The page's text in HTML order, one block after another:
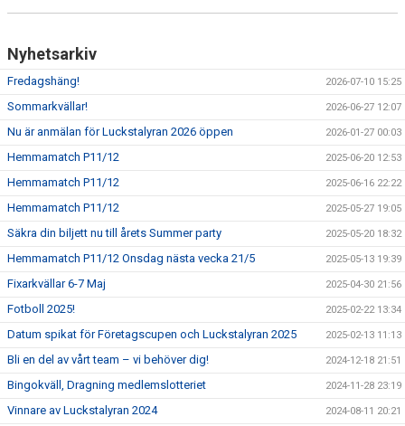
Nyhetsarkiv
Fredagshäng! 2026-07-10 15:25
Sommarkvällar! 2026-06-27 12:07
Nu är anmälan för Luckstalyran 2026 öppen 2026-01-27 00:03
Hemmamatch P11/12 2025-06-20 12:53
Hemmamatch P11/12 2025-06-16 22:22
Hemmamatch P11/12 2025-05-27 19:05
Säkra din biljett nu till årets Summer party 2025-05-20 18:32
Hemmamatch P11/12 Onsdag nästa vecka 21/5 2025-05-13 19:39
Fixarkvällar 6-7 Maj 2025-04-30 21:56
Fotboll 2025! 2025-02-22 13:34
Datum spikat för Företagscupen och Luckstalyran 2025 2025-02-13 11:13
Bli en del av vårt team – vi behöver dig! 2024-12-18 21:51
Bingokväll, Dragning medlemslotteriet 2024-11-28 23:19
Vinnare av Luckstalyran 2024 2024-08-11 20:21